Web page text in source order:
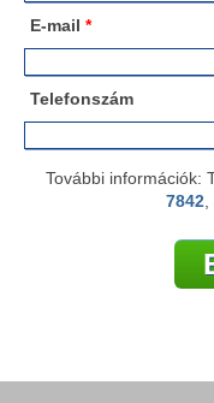
E-mail *
Telefonszám
További információk:
7842,